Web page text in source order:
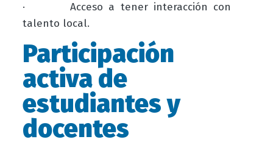
·
Acceso a tener interacción con
talento local.
Participación
activa de
estudiantes y
docentes